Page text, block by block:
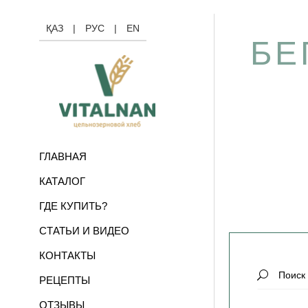
ҚАЗ | РУС | EN
ГЛАВНАЯ
КАТАЛОГ
ГДЕ КУПИТЬ?
СТАТЬИ И ВИДЕО
КОНТАКТЫ
РЕЦЕПТЫ
ОТЗЫВЫ
Search
for: